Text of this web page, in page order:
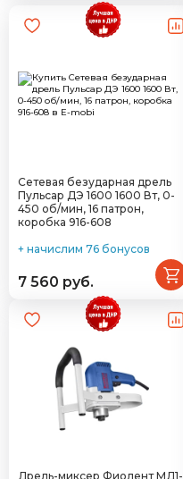
Сетевая безударная дрель
Пульсар ДЭ 1600 1600 Вт, 0-
450 об/мин, 16 патрон,
коробка 916-608
+ начислим 76 бонусов
7 560 руб.
Дрель-миксер Фиолент МД1-